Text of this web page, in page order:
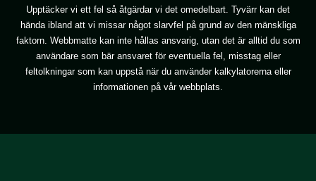
Upptäcker vi ett fel så åtgärdar vi det omedelbart. Tyvärr kan det
hända ibland att vi missar något slarvfel på grund av den mänskliga
faktorn. Webbmatte kan inte hållas ansvarig, utan det är alltid du som
användare som bär ansvaret för eventuella fel, misstag eller
feltolkningar som kan uppstå när du använder kalkylatorerna eller
informationen på vår webbplats.